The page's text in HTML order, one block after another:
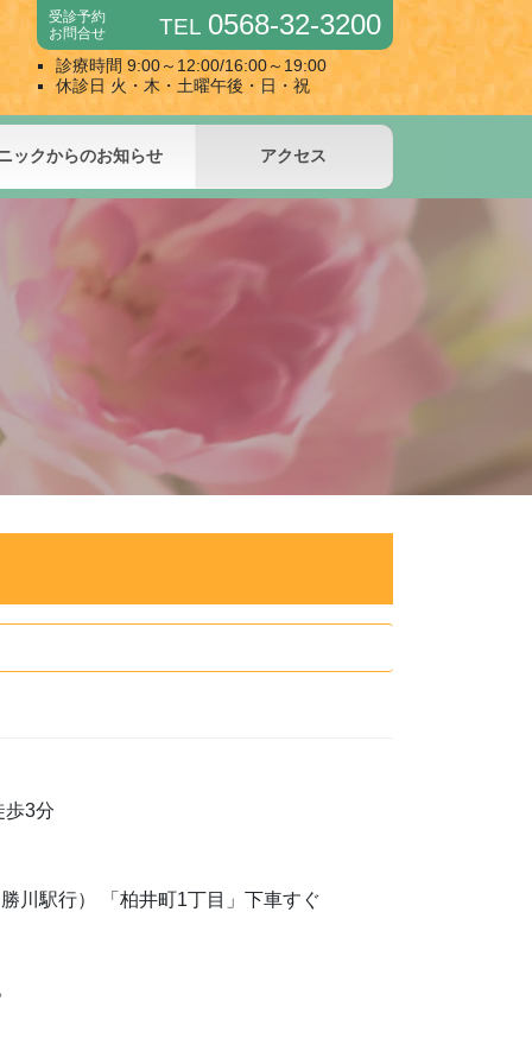
受診予約
お問合せ
TEL 0568-32-3200
診療時間 9:00～12:00/16:00～19:00
休診日 火・木・土曜午後・日・祝
ックからのお知らせ アクセス
歩3分
川駅行） 「柏井町1丁目」下車すぐ